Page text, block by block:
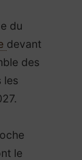
du
devant
des
les
le